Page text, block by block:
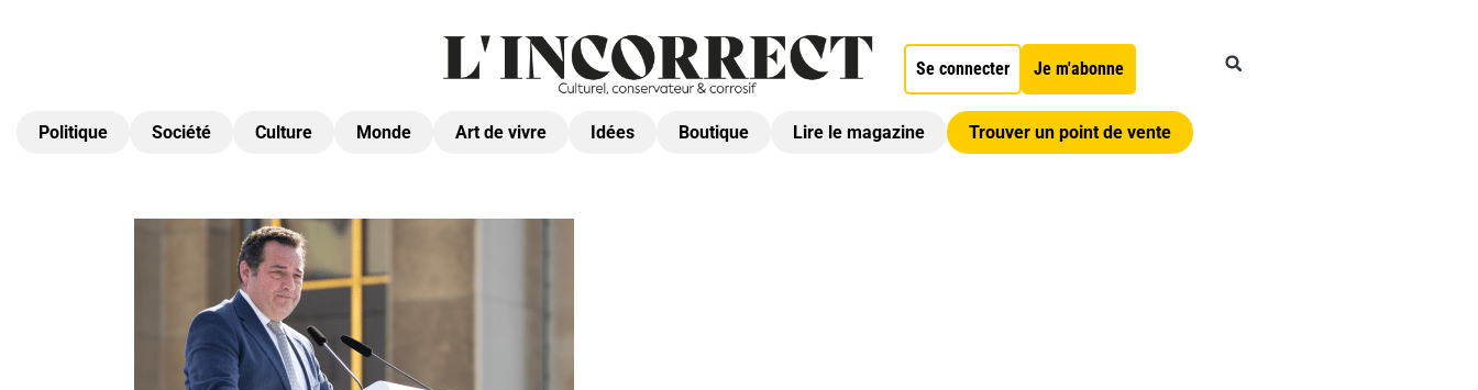
Se connecter Je m'abonne
Politique Société Culture Monde Art de vivre Idées Boutique Lire le magazine Trouver un point de vente